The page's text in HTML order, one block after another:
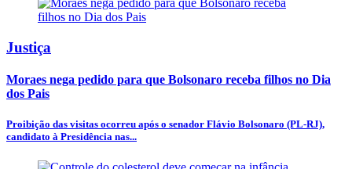
Justiça
Moraes nega pedido para que Bolsonaro receba filhos no Dia
dos Pais
Proibição das visitas ocorreu após o senador Flávio Bolsonaro (PL-RJ),
candidato à Presidência nas...